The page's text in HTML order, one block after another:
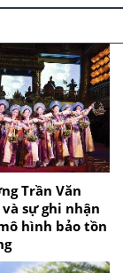
Trần Văn
và sự ghi nhận
hình bảo tồn